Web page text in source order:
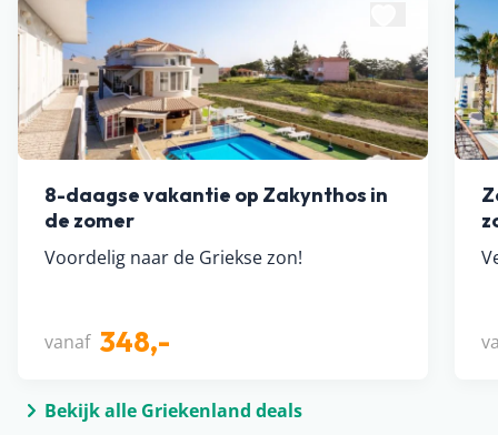
8-daagse vakantie op Zakynthos in
de zomer
Voordelig naar de Griekse zon!
vanaf 348,-
Bekijk alle Griekenland deals